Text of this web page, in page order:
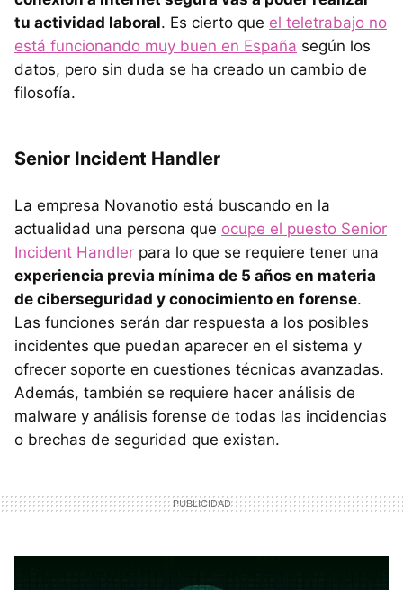
tu actividad laboral. Es cierto que el teletrabajo no
está funcionando muy buen en España según los
datos, pero sin duda se ha creado un cambio de
filosofía.
Senior Incident Handler
La empresa Novanotio está buscando en la
actualidad una persona que ocupe el puesto Senior
Incident Handler para lo que se requiere tener una
experiencia previa mínima de 5 años en materia
de ciberseguridad y conocimiento en forense.
Las funciones serán dar respuesta a los posibles
incidentes que puedan aparecer en el sistema y
ofrecer soporte en cuestiones técnicas avanzadas.
Además, también se requiere hacer análisis de
malware y análisis forense de todas las incidencias
o brechas de seguridad que existan.